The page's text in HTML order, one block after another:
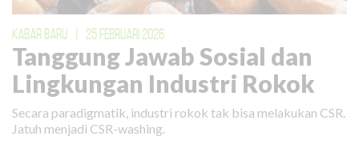
KABAR BARU 25 FEBRUARI 2026
Tanggung Jawab Sosial dan
Lingkungan Industri Rokok
Secara paradigmatik, industri rokok tak bisa melakukan CSR.
Jatuh menjadi CSR-washing.